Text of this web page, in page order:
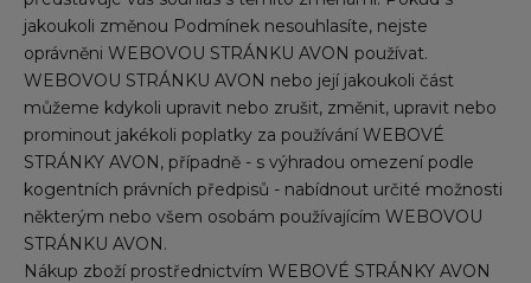
jakoukoli změnou Podmínek nesouhlasíte, nejste
oprávněni WEBOVOU STRÁNKU AVON používat.
WEBOVOU STRÁNKU AVON nebo její jakoukoli část
můžeme kdykoli upravit nebo zrušit, změnit, upravit nebo
prominout jakékoli poplatky za používání WEBOVÉ
STRÁNKY AVON, případně - s výhradou omezení podle
kogentních právních předpisů - nabídnout určité možnosti
některým nebo všem osobám používajícím WEBOVOU
STRÁNKU AVON.
Nákup zboží prostřednictvím WEBOVÉ STRÁNKY AVON